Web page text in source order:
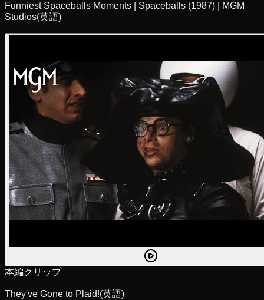
Funniest Spaceballs Moments | Spaceballs (1987) | MGM
Studios(英語)
本編クリップ
They've Gone to Plaid!(英語)